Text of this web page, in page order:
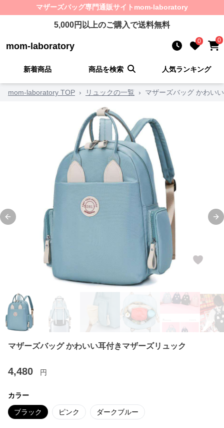
マザーズバッグ専門通販サイト mom-laboratory
5,000円以上のご購入で送料無料
mom-laboratory 0 0
新着商品 商品を検索 人気ランキング
mom-laboratory TOP › リュックの一覧 › マザーズバッグ かわい
Previous slide
マザーズバッグ かわいい耳付きマザーズリュック
4,480 円
カラー
ブラック ピンク ダークブルー